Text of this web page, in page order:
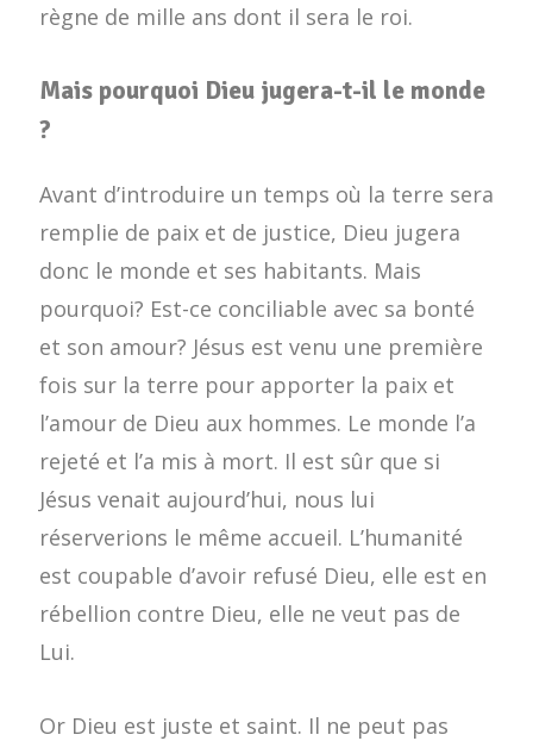
règne de mille ans dont il sera le roi.
Mais pourquoi Dieu jugera-t-il le monde
?
Avant d’introduire un temps où la terre sera
remplie de paix et de justice, Dieu jugera
donc le monde et ses habitants. Mais
pourquoi? Est-ce conciliable avec sa bonté
et son amour? Jésus est venu une première
fois sur la terre pour apporter la paix et
l’amour de Dieu aux hommes. Le monde l’a
rejeté et l’a mis à mort. Il est sûr que si
Jésus venait aujourd’hui, nous lui
réserverions le même accueil. L’humanité
est coupable d’avoir refusé Dieu, elle est en
rébellion contre Dieu, elle ne veut pas de
Lui.
Or Dieu est juste et saint. Il ne peut pas